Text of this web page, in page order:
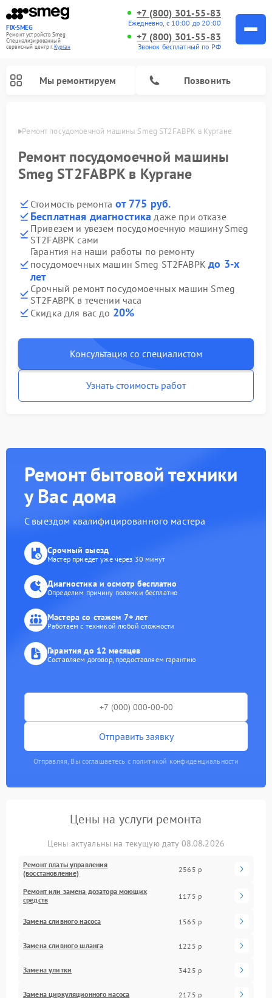
FIX-SMEG
Ремонт устройств Smeg
Специализированный
cервисный центр г.Курган
+7 (800) 301-55-83
Ежедневно, с 10:00 до 20:00
+7 (800) 301-55-83
Звонок бесплатный по РФ
Мы ремонтируем Позвонить
Ремонт посудомоечной машины Smeg ST2FABPK в Кургане
Ремонт посудомоечной машины
Smeg ST2FABPK в Кургане
Стоимость ремонта от 775 руб.
Бесплатная диагностика даже при отказе
Привезем и увезем посудомоечную машину Smeg
ST2FABPK сами
Гарантия на наши работы по ремонту
посудомоечных машин Smeg ST2FABPKдо 3-х
лет
Срочный ремонт посудомоечных машин Smeg
ST2FABPK в течении часа
Скидка для вас до 20%
Консультация со специалистом
Узнать стоимость работ
Ремонт бытовой техники
у Вас дома
С выездом квалифицированного мастера
Срочный выезд
Мастер приедет уже через 30 минут
Диагностика и осмотр бесплатно
Определим причину поломки бесплатно
Мастера со стажем 7+ лет
Работаем с техникой любой сложности
Гарантия до 12 месяцев
Составляем договор, предоставляем гарантию
Отправить заявку
Отправляя, Вы соглашаетесь с политикой конфиденциальности
Цены на услуги ремонта
Цены актуальны на текущую дату 08.08.2026
Ремонт платы управления
(восстановление)
2565 р
Ремонт или замена дозатора моющих
средств
1175 р
Замена сливного насоса 1565 р
Замена сливного шланга 1225 р
Замена улитки 3425 р
Замена циркуляционного насоса 2175 р